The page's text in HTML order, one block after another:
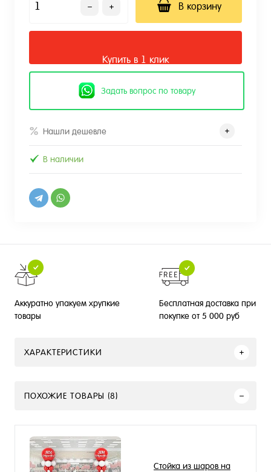
В корзину
Купить в 1 клик
Задать вопрос по товару
Нашли дешевле
В наличии
Аккуратно упакуем хрупкие
товары
Бесплатная доставка при
покупке от 5 000 руб
ХАРАКТЕРИСТИКИ
ПОХОЖИЕ ТОВАРЫ (8)
Стойка из шаров на